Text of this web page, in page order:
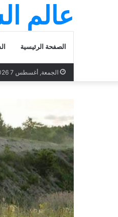
عالم
الصفحة الرئيسية
الجمعة, أغسطس 7 2026